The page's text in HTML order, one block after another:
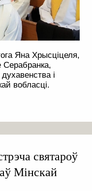
Яна Хрысціцеля,
Серабранка,
і
вобласці.
святароў
Мінскай